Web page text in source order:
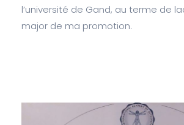
l’université de Gand, au terme de
major de ma promotion.